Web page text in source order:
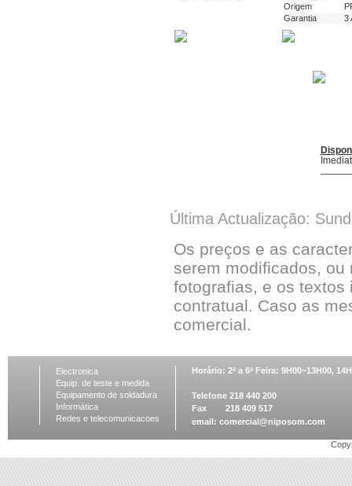
Origem
Garantia
3
Última Actualização:
Os preços e as
serem modificados, ou
fotografias, e os
contratual. Caso as
comercial.
Electronica
Equip. de teste e medida
Equipamento de soldadura
Informática
Redes e telecomunicacoes
Horário: 2ª a 6ª Feira: 9H00~13H00,
Telefone 218 440 200
Fax 218 409 517
email: comercial@niposom.com